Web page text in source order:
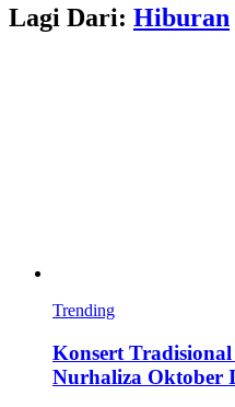
Lagi Dari: Hiburan
Trending
Konsert
Nurhaliza Oktober